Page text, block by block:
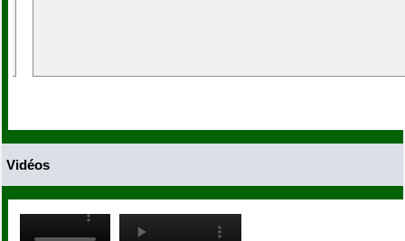
Vidéos